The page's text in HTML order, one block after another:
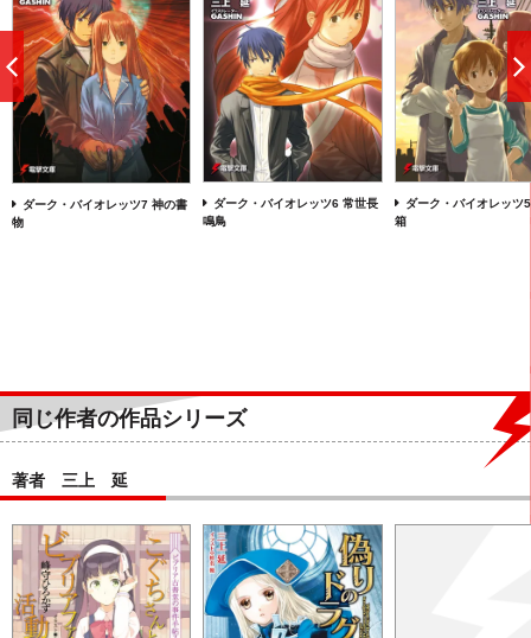
ダーク・バイオレッツ7 神の書
物
ダーク・バイオレッツ6 常世長
鳴鳥
ダーク・バイオレッツ
箱
前
へ
同じ作者の作品シリーズ
著者 三上 延